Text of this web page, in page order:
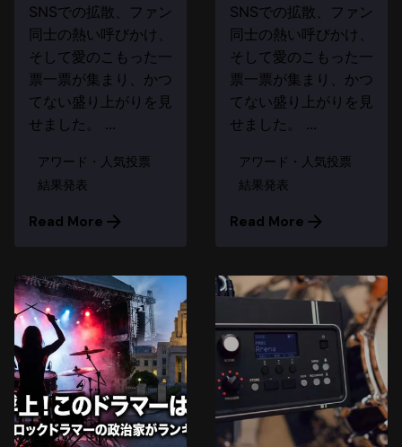
SNSでの拡散、ファン
同士の熱い呼びかけ、
そして愛のこもった一
票一票が集まり、かつ
てない盛り上がりを見
せました。 ...
アワード・人気投票
結果発表
Read More
SNSでの拡散、ファン
同士の熱い呼びかけ、
そして愛のこもった一
票一票が集まり、かつ
てない盛り上がりを見
せました。 ...
アワード・人気投票
結果発表
Read More